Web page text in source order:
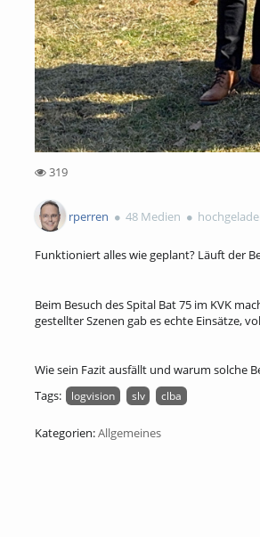
319
rperren 48 Medien
Funktioniert alles wie geplant? Läuft der
Beim Besuch des Spital Bat 75 im KVK
gestellter Szenen gab es echte Einsätze,
Wie sein Fazit ausfällt und warum solche
Tags:
logvision slv clba
Kategorien:Allgemeines